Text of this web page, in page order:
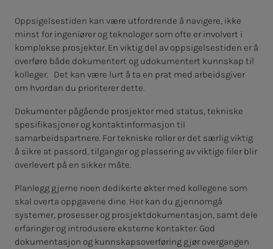
Oppsigelsestiden kan være utfordrende å navigere, ikke
minst for ingeniører og teknologer som ofte er involvert i
komplekse prosjekter. En viktig del av oppsigelsestiden er å
overføre både dokumentert og udokumentert kunnskap til
kolleger. Det kan være lurt å ta en prat med arbeidsgiver
om hvordan du prioriterer dette.
Dokumenter pågående prosjekter med status, tekniske
spesifikasjoner og kontaktinformasjon til
samarbeidspartnere. For tekniske roller er det særlig viktig
å sikre at passord, tilganger og plassering av viktige filer blir
overlevert på en sikker måte.
Planlegg gjerne noen dedikerte økter med kollegene som
skal overta oppgavene dine. Her kan du gjennomgå
systemer, prosesser og prosjektdokumentasjon, samt dele
erfaringer og introdusere eksterne kontakter. God
dokumentasjon og kunnskapsoverføring gjør overgangen